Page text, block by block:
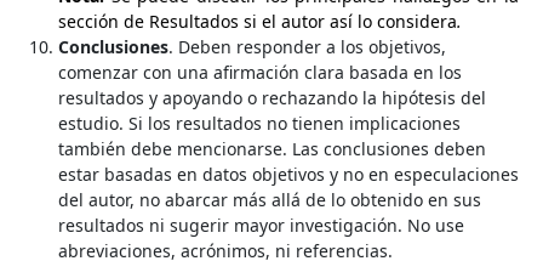
sección de Resultados si el autor así lo considera.
Conclusiones. Deben responder a los objetivos,
comenzar con una afirmación clara basada en los
resultados y apoyando o rechazando la hipótesis del
estudio. Si los resultados no tienen implicaciones
también debe mencionarse. Las conclusiones deben
estar basadas en datos objetivos y no en especulaciones
del autor, no abarcar más allá de lo obtenido en sus
resultados ni sugerir mayor investigación. No use
abreviaciones, acrónimos, ni referencias.